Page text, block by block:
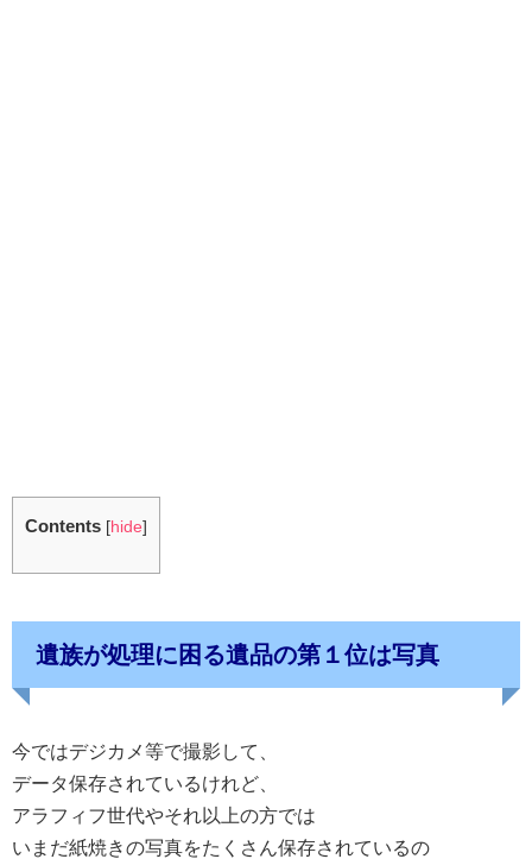
Contents [hide]
遺族が処理に困る遺品の第１位は写真
今ではデジカメ等で撮影して、
データ保存されているけれど、
アラフィフ世代やそれ以上の方では
いまだ紙焼きの写真をたくさん保存されているの